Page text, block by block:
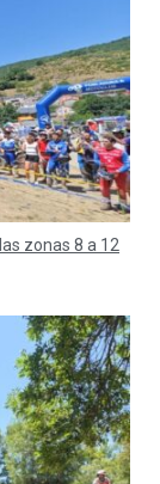
zonas 8 a 12